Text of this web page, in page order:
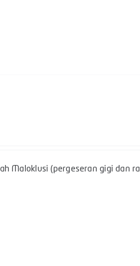
Maloklusi (pergeseran gigi dan